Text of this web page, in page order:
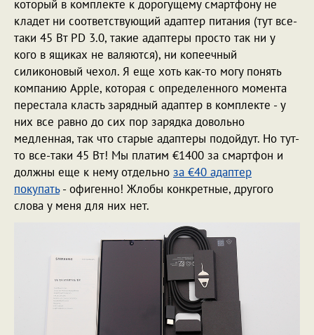
который в комплекте к дорогущему смартфону не
кладет ни соответствующий адаптер питания (тут все-
таки 45 Вт PD 3.0, такие адаптеры просто так ни у
кого в ящиках не валяются), ни копеечный
силиконовый чехол. Я еще хоть как-то могу понять
компанию Apple, которая с определенного момента
перестала класть зарядный адаптер в комплекте - у
них все равно до сих пор зарядка довольно
медленная, так что старые адаптеры подойдут. Но тут-
то все-таки 45 Вт! Мы платим €1400 за смартфон и
должны еще к нему отдельно за €40 адаптер
покупать- офигенно! Жлобы конкретные, другого
слова у меня для них нет.